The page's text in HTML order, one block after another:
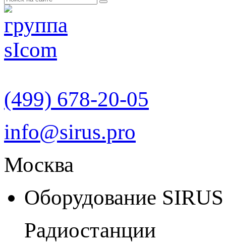
(499) 678-20-05
info@sirus.pro
Москва
Оборудование SIRUS
Радиостанции